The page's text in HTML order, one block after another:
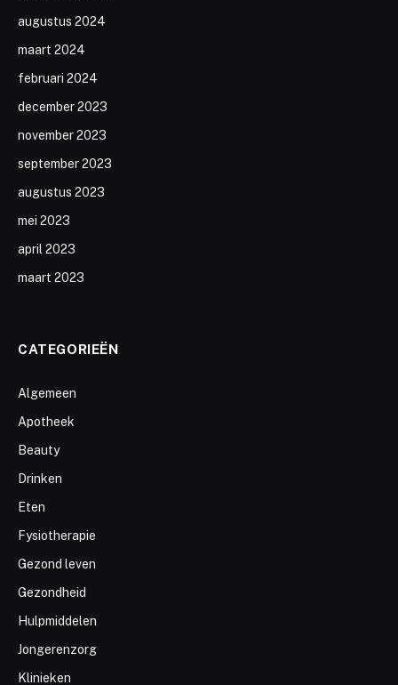
augustus 2024
maart 2024
februari 2024
december 2023
november 2023
september 2023
augustus 2023
mei 2023
april 2023
maart 2023
CATEGORIEËN
Algemeen
Apotheek
Beauty
Drinken
Eten
Fysiotherapie
Gezond leven
Gezondheid
Hulpmiddelen
Jongerenzorg
Klinieken